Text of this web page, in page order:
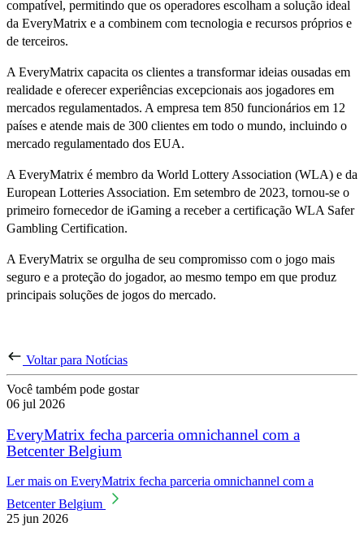
compatível, permitindo que os operadores escolham a solução ideal
da EveryMatrix e a combinem com tecnologia e recursos próprios e
de terceiros.
A EveryMatrix capacita os clientes a transformar ideias ousadas em
realidade e oferecer experiências excepcionais aos jogadores em
mercados regulamentados. A empresa tem 850 funcionários em 12
países e atende mais de 300 clientes em todo o mundo, incluindo o
mercado regulamentado dos EUA.
A EveryMatrix é membro da World Lottery Association (WLA) e da
European Lotteries Association. Em setembro de 2023, tornou-se o
primeiro fornecedor de iGaming a receber a certificação WLA Safer
Gambling Certification.
A EveryMatrix se orgulha de seu compromisso com o jogo mais
seguro e a proteção do jogador, ao mesmo tempo em que produz
principais soluções de jogos do mercado.
Voltar para Notícias
Você também pode gostar
06 jul 2026
EveryMatrix fecha parceria omnichannel com a
Betcenter Belgium
Ler mais on EveryMatrix fecha parceria omnichannel com a
Betcenter Belgium
25 jun 2026